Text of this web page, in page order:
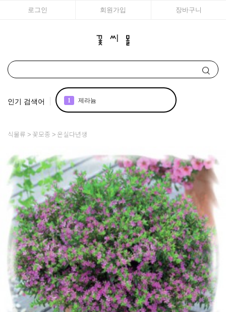
로그인 회원가입 장바구니
인기 검색어 1 제라늄
어린모종 국화
5 조날
6 백합
7 에키네시아
8 접시꽃
9 백일홍
식물류 꽃모종 온실다년생